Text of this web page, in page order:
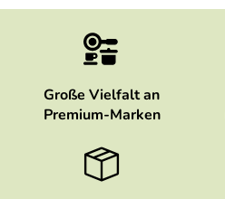
Große Vielfalt an
Premium-Marken